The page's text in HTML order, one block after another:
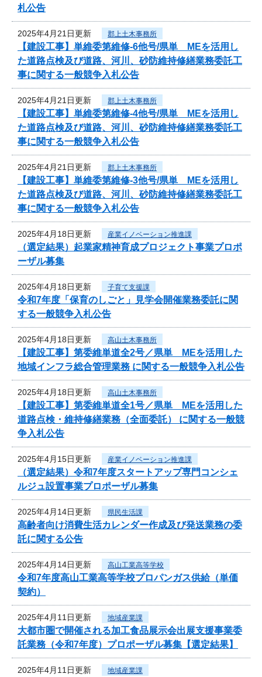
札公告
2025年4月21日更新 郡上土木事務所
【建設工事】単維委第維修‐6他号/県単 MEを活用し
た道路点検及び道路、河川、砂防維持修繕業務委託工
事に関する一般競争入札公告
2025年4月21日更新 郡上土木事務所
【建設工事】単維委第維修‐4他号/県単 MEを活用し
た道路点検及び道路、河川、砂防維持修繕業務委託工
事に関する一般競争入札公告
2025年4月21日更新 郡上土木事務所
【建設工事】単維委第維修‐3他号/県単 MEを活用し
た道路点検及び道路、河川、砂防維持修繕業務委託工
事に関する一般競争入札公告
2025年4月18日更新 産業イノベーション推進課
（選定結果）起業家精神育成プロジェクト事業プロポ
ーザル募集
2025年4月18日更新 子育て支援課
令和7年度「保育のしごと」見学会開催業務委託に関
する一般競争入札公告
2025年4月18日更新 高山土木事務所
【建設工事】第委維単道全2号／県単 MEを活用した
地域インフラ総合管理業務 に関する一般競争入札公告
2025年4月18日更新 高山土木事務所
【建設工事】第委維単道全1号／県単 MEを活用した
道路点検・維持修繕業務（全面委託） に関する一般競
争入札公告
2025年4月15日更新 産業イノベーション推進課
（選定結果）令和7年度スタートアップ専門コンシェ
ルジュ設置事業プロポーザル募集
2025年4月14日更新 県民生活課
高齢者向け消費生活カレンダー作成及び発送業務の委
託に関する公告
2025年4月14日更新 高山工業高等学校
令和7年度高山工業高等学校プロパンガス供給（単価
契約）
2025年4月11日更新 地域産業課
大都市圏で開催される加工食品展示会出展支援事業委
託業務（令和7年度）プロポーザル募集【選定結果】
2025年4月11日更新 地域産業課